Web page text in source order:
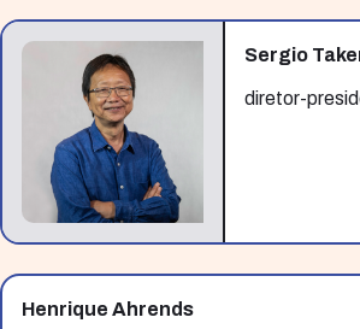
Sergio
diretor-
Henrique Ahrends